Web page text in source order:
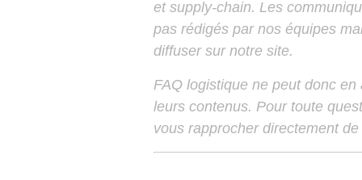
et supply-chain. Les
pas rédigés par nos équipes
diffuser sur notre site.
FAQ logistique ne peut donc
leurs contenus. Pour toute
vous rapprocher directement